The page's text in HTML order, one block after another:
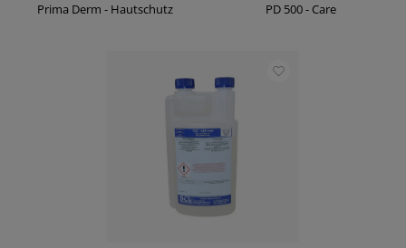
Prima Derm - Hautschutz PD 500 - Care